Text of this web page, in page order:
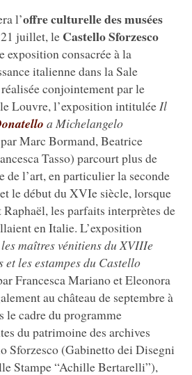
l’offre culturelle des musées
juillet, le Castello Sforzesco
exposition consacrée à la
italienne dans la Sale
conjointement par le
Louvre, l’exposition intitulée Il
a Michelangelo
Marc Bormand, Beatrice
Tasso) parcourt plus de
de l’art, en particulier la seconde
le début du XVIe siècle, lorsque
les parfaits interprètes de
en Italie. L’exposition
maîtres vénitiens du XVIIIe
et les estampes du Castello
Francesca Mariano et Eleonora
au château de septembre à
le cadre du programme
du patrimoine des archives
Sforzesco (Gabinetto dei Disegni
Stampe “Achille Bertarelli”),